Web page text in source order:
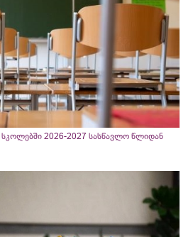
2026-2027 სასწავლო წლიდან